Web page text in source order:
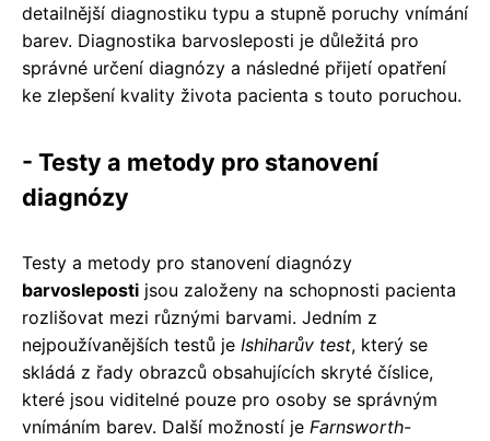
detailnější diagnostiku typu a stupně poruchy vnímání
barev. Diagnostika barvosleposti je důležitá pro
správné určení diagnózy a následné přijetí opatření
ke zlepšení kvality života pacienta s touto poruchou.
- Testy a metody pro stanovení
diagnózy
Testy a metody pro stanovení diagnózy
barvosleposti jsou založeny na schopnosti pacienta
rozlišovat mezi různými barvami. Jedním z
nejpoužívanějších testů je Ishiharův test, který se
skládá z řady obrazců obsahujících skryté číslice,
které jsou viditelné pouze pro osoby se správným
vnímáním barev. Další možností je Farnsworth-